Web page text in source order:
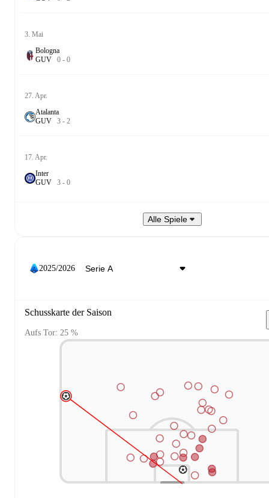
3. Mai
Bologna
GUV 0 - 0
27. Apr.
Atalanta
GUV 3 - 2
17. Apr.
Inter
GUV 3 - 0
Alle Spiele
2025/2026
Schusskarte der Saison
Aufs Tor: 25 %